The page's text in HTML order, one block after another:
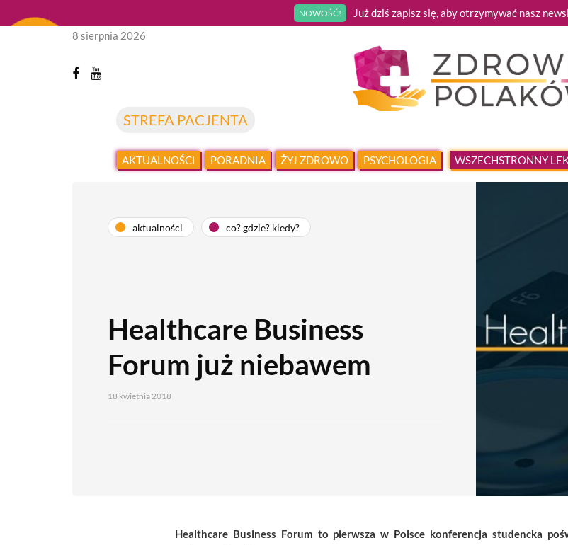
NOWOŚĆ! Już dziś zapisz się, aby otrzymywać nasz
STREFA PACJENTA
8 sierpnia 2026
AKTUALNOŚCI PORADNIA ŻYJ ZDROWO PSYCHOLOGIA WSZECHSTRONNY
aktualności co? gdzie? kiedy?
Healthcare Business
Forum już niebawem
18 kwietnia 2018
Healthcare Business Forum to pierwsza w Polsce konferencja studencka